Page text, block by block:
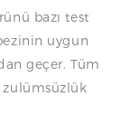
bazı test
uygun
geçer. Tüm
zulümsüzlük